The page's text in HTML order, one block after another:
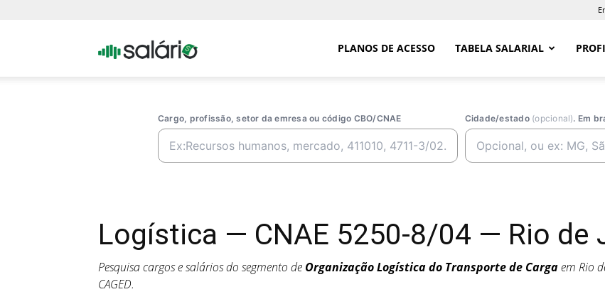
Portal PLANOS DE ACESSO TABELA SALARIAL
Cargo, profissão, setor da emresa ou código CBO/CNAE Cidade/estado (opcional). Em
Logística — CNAE 5250-8/04 — Rio de
Pesquisa cargos e salários do segmento de Organização Logística do Transporte de Cargaem Rio
CAGED.